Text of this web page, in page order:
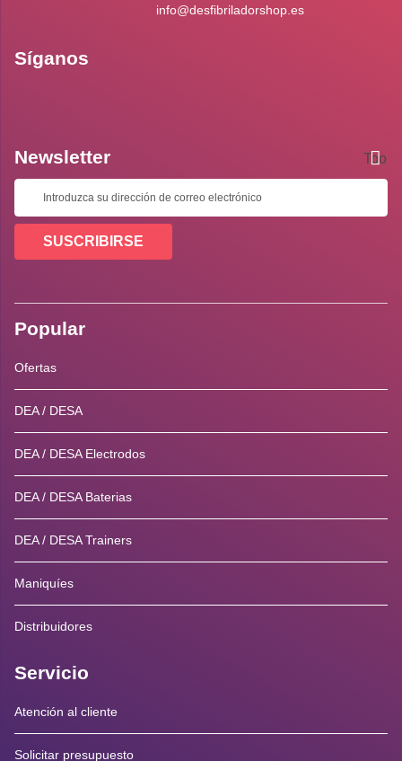
info@desfibriladorshop.es
Síganos
Newsletter
SUSCRIBIRSE
Popular
Ofertas
DEA / DESA
DEA / DESA Electrodos
DEA / DESA Baterias
DEA / DESA Trainers
Maniquíes
Distribuidores
Servicio
Atención al cliente
Solicitar presupuesto